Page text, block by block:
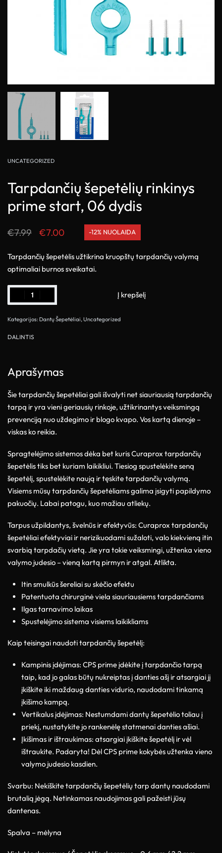
UNCATEGORIZED
Tarpdančių šepetėlių rinkinys
prime start, 06 dydis
€7.99 €7.00 -12% NUOLAIDA
Tarpdančių šepetėlis užtikrina kruopštų tarpdančių valymą
optimaliai burnos sveikatai.
Į krepšelį
Kategorijos: Dantų Šepetėliai, Uncategorized
DALINTIS
Aprašymas
Šie tarpdančių šepetėliai gali išvalyti net siauriausią tarpdančių
tarpą ir yra vieni geriausių rinkoje, užtikrinantys veiksmingą
prevenciją nuo uždegimo ir blogo kvapo. Vos kartą dienoje –
viskas ko reikia.
Spragtelėjimo sistemos dėka bet kuris Curaprox tarpdančių
šepetėlis tiks bet kuriam laikikliui. Tiesiog spustelėkite seną
šepetėlį, spustelėkite naują ir tęskite tarpdančių valymą.
Visiems mūsų tarpdančių šepetėliams galima įsigyti papildymo
pakuočių. Labai patogu, kuo mažiau atliekų.
Tarpus užpildantys, švelnūs ir efektyvūs: Curaprox tarpdančių
šepetėliai efektyviai ir nerizikuodami sužaloti, valo kiekvieną itin
svarbią tarpdačių vietą. Jie yra tokie veiksmingi, užtenka vieno
valymo judesio – vieną kartą pirmyn ir atgal. Atlikta.
Itin smulkūs šereliai su skėčio efektu
Patentuota chirurginė viela siauriausiems tarpdančiams
Ilgas tarnavimo laikas
Spustelėjimo sistema visiems laikikliams
Kaip teisingai naudoti tarpdančių šepetėlį:
Kampinis įdėjimas: CPS prime įdėkite į tarpdančio tarpą
taip, kad jo galas būtų nukreiptas į danties ašį ir atsargiai jį
įkiškite iki maždaug danties vidurio, naudodami tinkamą
įkišimo kampą.
Vertikalus įdėjimas: Nestumdami dantų šepetėlio toliau į
priekį, nustatykite jo rankenėlę statmenai danties ašiai.
Įkišimas ir ištraukimas: atsargiai įkiškite šepetėlį ir vėl
ištraukite. Padaryta! Dėl CPS prime kokybės užtenka vieno
valymo judesio kasdien.
Svarbu: Nekiškite tarpdančių šepetėlių tarp dantų naudodami
brutalią jėgą. Netinkamas naudojimas gali pažeisti jūsų
dantenas.
Spalva – mėlyna